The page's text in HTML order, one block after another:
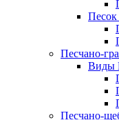
Песчано-
Виды
Песчано-